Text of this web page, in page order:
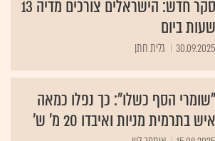
שעות ביום
30.09.2025 גלית חתן
איש בתרמית מניות ואיבדו 20 מ' ש'
15.08.2025 איתמר לוין